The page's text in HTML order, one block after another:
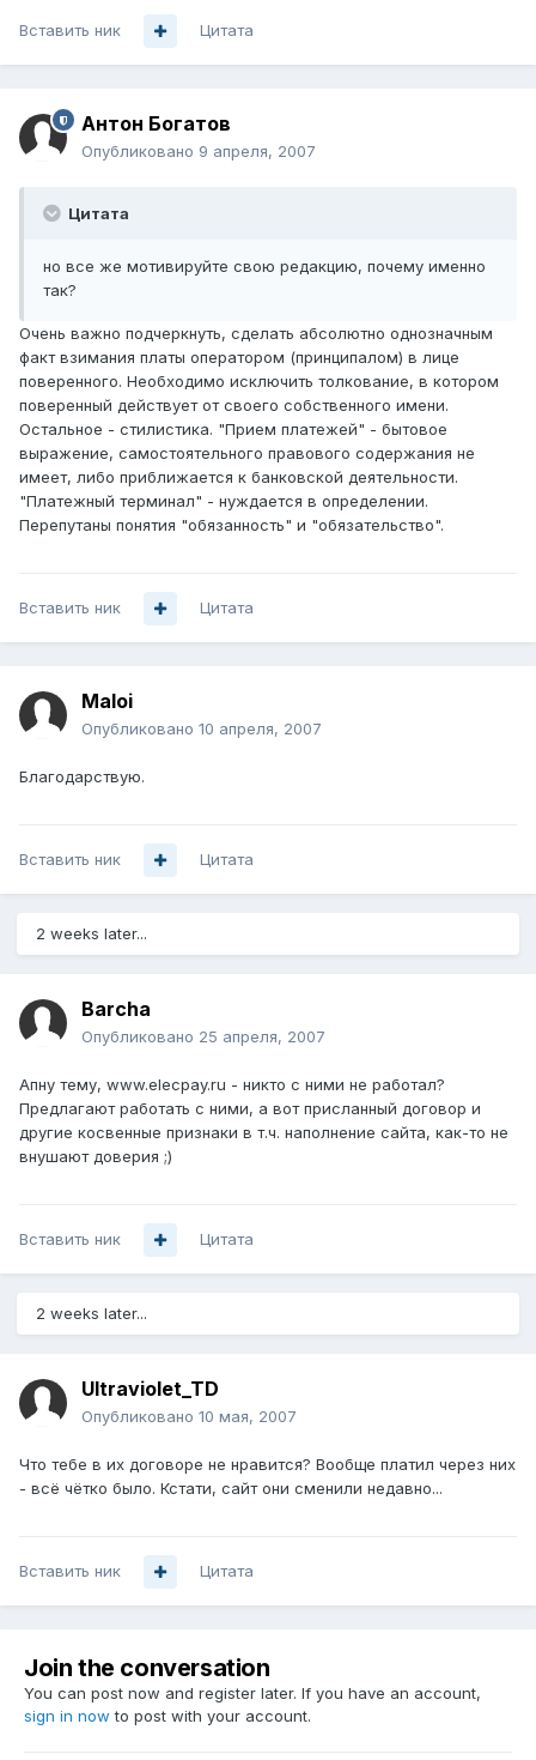
Вставить ник Цитата
Антон Богатов
Опубликовано 9 апреля, 2007
Цитата
но все же мотивируйте свою редакцию, почему именно
так?
Очень важно подчеркнуть, сделать абсолютно однозначным
факт взимания платы оператором (принципалом) в лице
поверенного. Необходимо исключить толкование, в котором
поверенный действует от своего собственного имени.
Остальное - стилистика. "Прием платежей" - бытовое
выражение, самостоятельного правового содержания не
имеет, либо приближается к банковской деятельности.
"Платежный терминал" - нуждается в определении.
Перепутаны понятия "обязанность" и "обязательство".
Вставить ник Цитата
Maloi
Опубликовано 10 апреля, 2007
Благодарствую.
Вставить ник Цитата
2 weeks later...
Barcha
Опубликовано 25 апреля, 2007
Апну тему, www.elecpay.ru - никто с ними не работал?
Предлагают работать с ними, а вот присланный договор и
другие косвенные признаки в т.ч. наполнение сайта, как-то не
внушают доверия ;)
Вставить ник Цитата
2 weeks later...
Ultraviolet_TD
Опубликовано 10 мая, 2007
Что тебе в их договоре не нравится? Вообще платил через них
- всё чётко было. Кстати, сайт они сменили недавно...
Вставить ник Цитата
Join the conversation
You can post now and register later. If you have an account,
sign in now to post with your account.